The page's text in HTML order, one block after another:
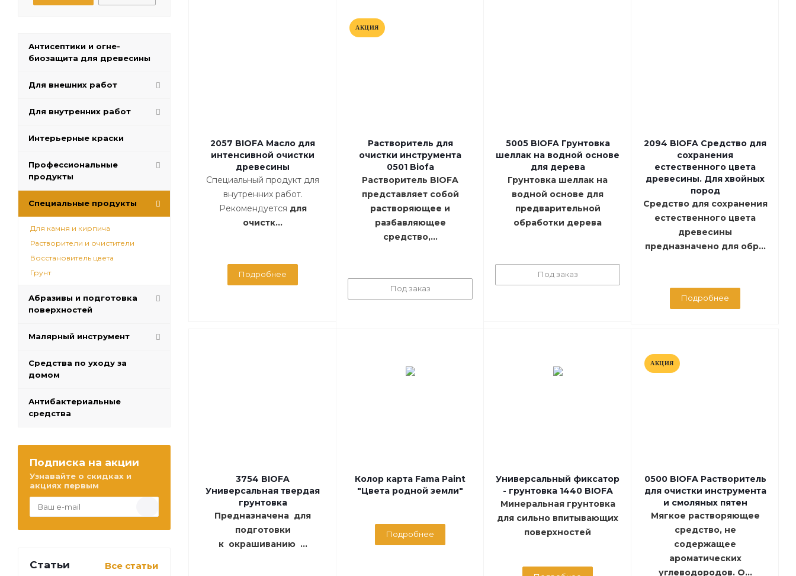
2057 BIOFA Масло для
интенсивной очистки
древесины
Специальный продукт для
внутренних работ.
Рекомендуется для
очистк...
Подробнее
АКЦИЯ
Растворитель для
очистки инструмента
0501 Biofa
Растворитель BIOFA
представляет собой
растворяющее и
разбавляющее
средство,...
Под заказ
5005 BIOFA Грунтовка
шеллак на водной основе
для дерева
Грунтовка шеллак на
водной основе для
предварительной
обработки дерева
Под заказ
2094 BIOFA Средство для
сохранения
естественного цвета
древесины. Для хвойных
пород
Средство для сохранения
естественного цвета
древесины
предназначено для обр...
Подробнее
3754 BIOFA
Универсальная твердая
грунтовка
Предназначена для
подготовки
к окрашиванию ...
Колор карта Fama Paint
"Цвета родной земли"
Подробнее
Универсальный фиксатор
- грунтовка 1440 BIOFA
Минеральная грунтовка
для сильно впитывающих
поверхностей
АКЦИЯ
0500 BIOFA Растворитель
для очистки инструмента
и смоляных пятен
Мягкое растворяющее
средство, не
содержащее
ароматических
углеводородов. О...
Антисептики и огне-
биозащита для древесины
Для внешних работ
Для внутренних работ
Интерьерные краски
Профессиональные
продукты
Специальные продукты
Для камня и кирпича
Растворители и очистители
Восстановитель цвета
Грунт
Абразивы и подготовка
поверхностей
Малярный инструмент
Средства по уходу за
домом
Антибактериальные
средства
Подписка на акции
Узнавайте о скидках и
акциях первым
Статьи Все статьи